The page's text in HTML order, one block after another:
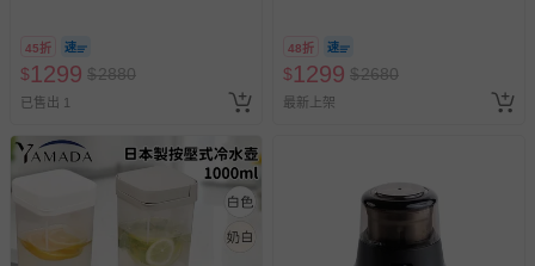
45折
$1299 $2880
已售出 1
48折
$1299 $2680
最新上架